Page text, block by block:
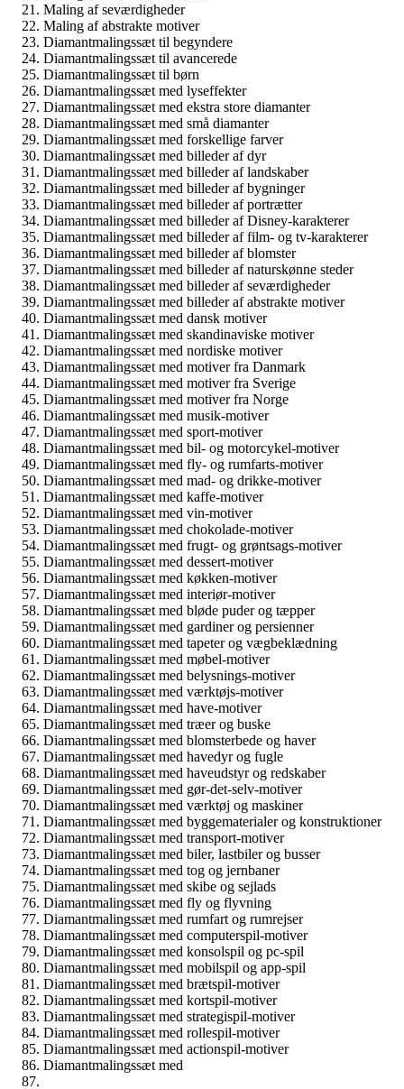
Maling af seværdigheder
Maling af abstrakte motiver
Diamantmalingssæt til begyndere
Diamantmalingssæt til avancerede
Diamantmalingssæt til børn
Diamantmalingssæt med lyseffekter
Diamantmalingssæt med ekstra store diamanter
Diamantmalingssæt med små diamanter
Diamantmalingssæt med forskellige farver
Diamantmalingssæt med billeder af dyr
Diamantmalingssæt med billeder af landskaber
Diamantmalingssæt med billeder af bygninger
Diamantmalingssæt med billeder af portrætter
Diamantmalingssæt med billeder af Disney-karakterer
Diamantmalingssæt med billeder af film- og tv-karakterer
Diamantmalingssæt med billeder af blomster
Diamantmalingssæt med billeder af naturskønne steder
Diamantmalingssæt med billeder af seværdigheder
Diamantmalingssæt med billeder af abstrakte motiver
Diamantmalingssæt med dansk motiver
Diamantmalingssæt med skandinaviske motiver
Diamantmalingssæt med nordiske motiver
Diamantmalingssæt med motiver fra Danmark
Diamantmalingssæt med motiver fra Sverige
Diamantmalingssæt med motiver fra Norge
Diamantmalingssæt med musik-motiver
Diamantmalingssæt med sport-motiver
Diamantmalingssæt med bil- og motorcykel-motiver
Diamantmalingssæt med fly- og rumfarts-motiver
Diamantmalingssæt med mad- og drikke-motiver
Diamantmalingssæt med kaffe-motiver
Diamantmalingssæt med vin-motiver
Diamantmalingssæt med chokolade-motiver
Diamantmalingssæt med frugt- og grøntsags-motiver
Diamantmalingssæt med dessert-motiver
Diamantmalingssæt med køkken-motiver
Diamantmalingssæt med interiør-motiver
Diamantmalingssæt med bløde puder og tæpper
Diamantmalingssæt med gardiner og persienner
Diamantmalingssæt med tapeter og vægbeklædning
Diamantmalingssæt med møbel-motiver
Diamantmalingssæt med belysnings-motiver
Diamantmalingssæt med værktøjs-motiver
Diamantmalingssæt med have-motiver
Diamantmalingssæt med træer og buske
Diamantmalingssæt med blomsterbede og haver
Diamantmalingssæt med havedyr og fugle
Diamantmalingssæt med haveudstyr og redskaber
Diamantmalingssæt med gør-det-selv-motiver
Diamantmalingssæt med værktøj og maskiner
Diamantmalingssæt med byggematerialer og konstruktioner
Diamantmalingssæt med transport-motiver
Diamantmalingssæt med biler, lastbiler og busser
Diamantmalingssæt med tog og jernbaner
Diamantmalingssæt med skibe og sejlads
Diamantmalingssæt med fly og flyvning
Diamantmalingssæt med rumfart og rumrejser
Diamantmalingssæt med computerspil-motiver
Diamantmalingssæt med konsolspil og pc-spil
Diamantmalingssæt med mobilspil og app-spil
Diamantmalingssæt med brætspil-motiver
Diamantmalingssæt med kortspil-motiver
Diamantmalingssæt med strategispil-motiver
Diamantmalingssæt med rollespil-motiver
Diamantmalingssæt med actionspil-motiver
Diamantmalingssæt med